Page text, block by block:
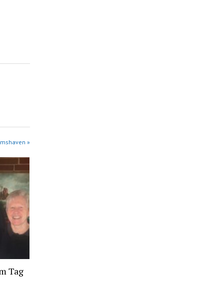
»
Tag